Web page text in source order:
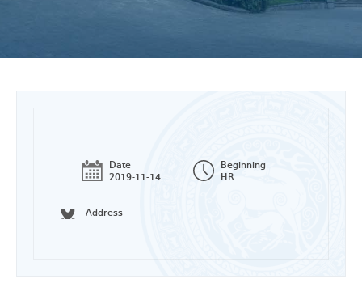
Date
2019-11-14
Beginning
HR
Address